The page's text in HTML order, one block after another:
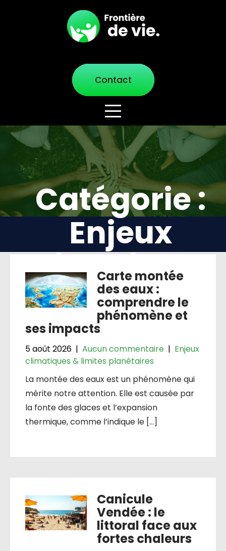
Contact
Catégorie :
Enjeux
climatiques
& limites
planétaires
Carte montée
des eaux :
comprendre le
phénomène et
ses impacts
5 août 2026 | Aucun commentaire | Enjeux
climatiques & limites planétaires
La montée des eaux est un phénomène qui
mérite notre attention. Elle est causée par
la fonte des glaces et l’expansion
thermique, comme l’indique le […]
Canicule
Vendée : le
littoral face aux
fortes chaleurs